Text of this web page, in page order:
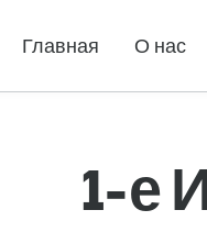
Главная О нас
1-е